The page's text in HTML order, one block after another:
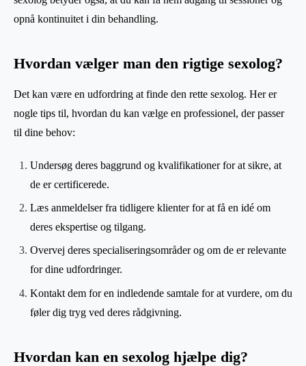
opnå kontinuitet i din behandling.
Hvordan vælger man den rigtige sexolog?
Det kan være en udfordring at finde den rette sexolog. Her er
nogle tips til, hvordan du kan vælge en professionel, der passer
til dine behov:
Undersøg deres baggrund og kvalifikationer for at sikre, at
de er certificerede.
Læs anmeldelser fra tidligere klienter for at få en idé om
deres ekspertise og tilgang.
Overvej deres specialiseringsområder og om de er relevante
for dine udfordringer.
Kontakt dem for en indledende samtale for at vurdere, om du
føler dig tryg ved deres rådgivning.
Hvordan kan en sexolog hjælpe dig?